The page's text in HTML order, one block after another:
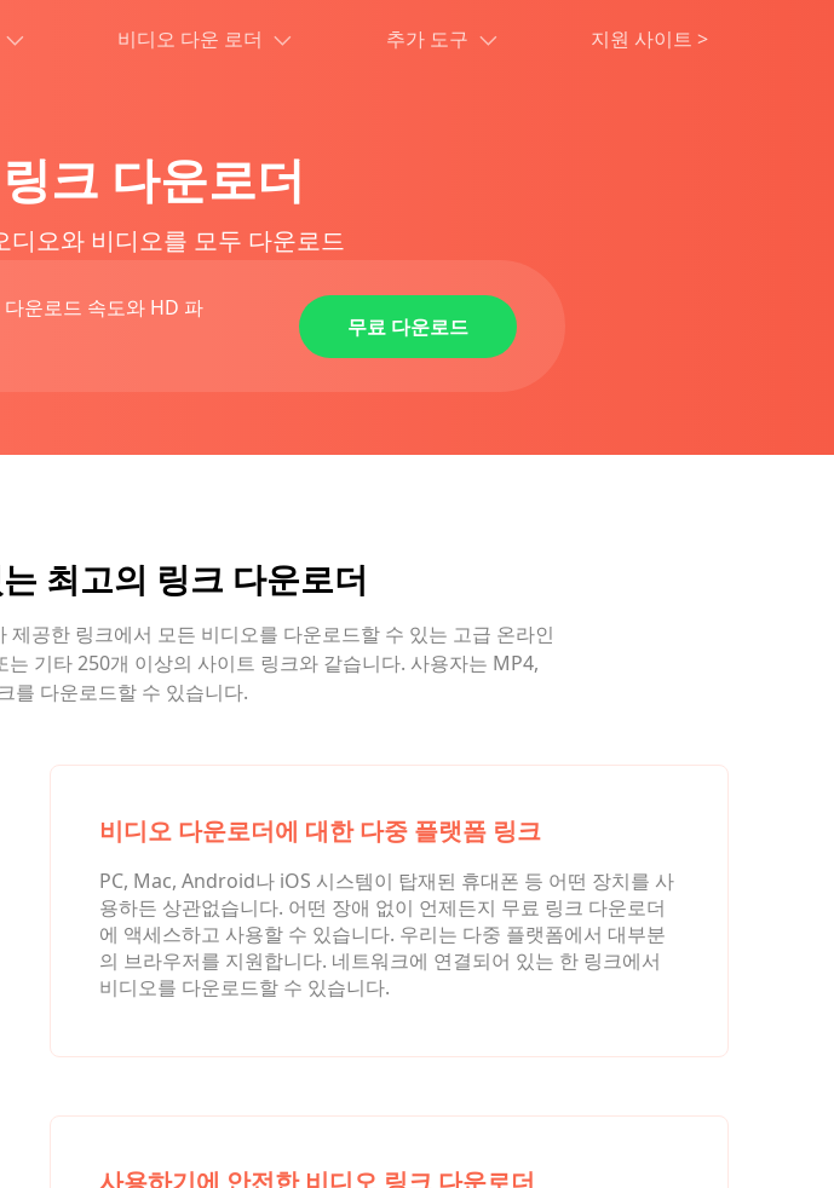
비디오 다운 로더 추가 도구 지원 사이트 >
크 다운로더
오와 비디오를 모두 다운로드
다운로드 속도와 HD 파
무료 다운로드
최고의 링크 다운로더
공한 링크에서 모든 비디오를 다운로드할 수 있는 고급 온라인
기타 250개 이상의 사이트 링크와 같습니다. 사용자는 MP4,
를 다운로드할 수 있습니다.
비디오 다운로더에 대한 다중 플랫폼 링크
PC, Mac, Android나 iOS 시스템이 탑재된 휴대폰 등 어떤 장치를 사
용하든 상관없습니다. 어떤 장애 없이 언제든지 무료 링크 다운로더
에 액세스하고 사용할 수 있습니다. 우리는 다중 플랫폼에서 대부분
의 브라우저를 지원합니다. 네트워크에 연결되어 있는 한 링크에서
비디오를 다운로드할 수 있습니다.
사용하기에 안전한 비디오 링크 다운로더